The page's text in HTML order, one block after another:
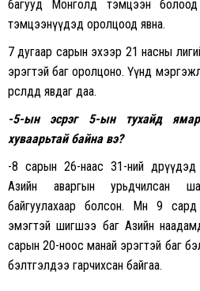
багууд Монголд тэмцээн
тэмцээнүүдэд оролцоод явна.
7 дугаар сарын эхээр 21 насны
эрэгтэй баг оролцоно. Үүнд
өрсөлдөөд явдаг даа.
-5-ын эсрэг 5-ын тухайд ямар
хуваарьтай байна вэ?
-8 сарын 26-наас 31-ний
Азийн аваргын урьдчилсан
байгуулахаар болсон. Мөн 9
эмэгтэй шигшээ баг Азийн наадамд
сарын 20-ноос манай эрэгтэй баг
бэлтгэлдээ гарчихсан байгаа.